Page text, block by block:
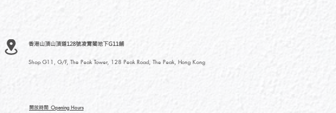
香港山頂山頂道128號凌霄閣地下G11舖
Shop G11, G/F, The Peak Tower, 128 Peak Road, The Peak, Hong Kong
開放時間 Opening Hours